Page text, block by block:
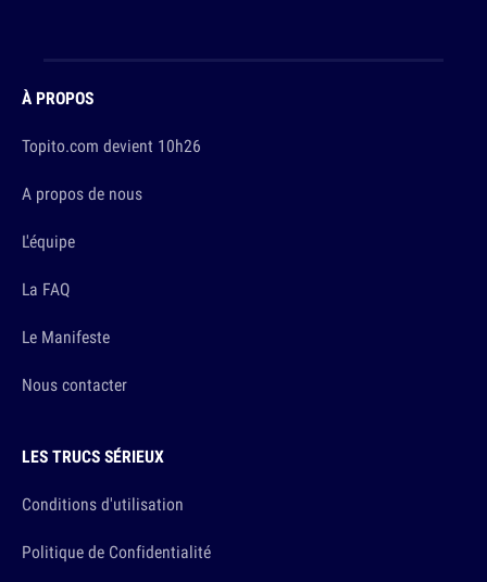
À PROPOS
Topito.com devient 10h26
A propos de nous
L'équipe
La FAQ
Le Manifeste
Nous contacter
LES TRUCS SÉRIEUX
Conditions d'utilisation
Politique de Confidentialité